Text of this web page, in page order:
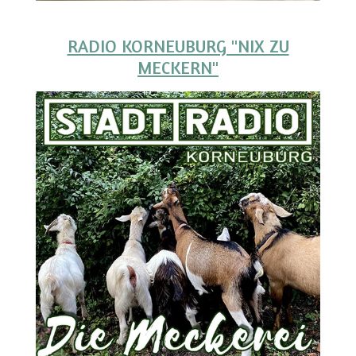
RADIO KORNEUBURG "NIX ZU
MECKERN"